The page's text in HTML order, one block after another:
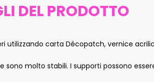
DEL PRODOTTO
utilizzando carta Décopatch, vernice
e sono molto stabili. I supporti possono